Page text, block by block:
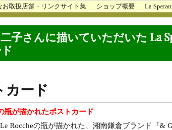
お取扱店舗・リンクサイト集 ショップ概要 La
子さんに描いていただいた La
カード
瓶が描かれたポストカード
Roccheの瓶が描かれた、湘南鎌倉ブランド『&